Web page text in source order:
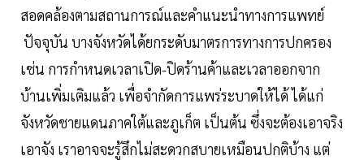
สอดคล้องตามสถานการณ์และคำแนะนำทางการแพทย์
ปัจจุบัน บางจังหวัดได้ยกระดับมาตรการทางการปกครอง
เช่น การกำหนดเวลาเปิด-ปิดร้านค้าและเวลาออกจาก
บ้านเพิ่มเติมแล้ว เพื่อจำกัดการแพร่ระบาดให้ได้ ได้แก่
จังหวัดชายแดนภาคใต้และภูเก็ต เป็นต้น ซึ่งจะต้องเอาจริง
เอาจัง เราอาจจะรู้สึกไม่สะดวกสบายเหมือนปกติบ้าง แต่